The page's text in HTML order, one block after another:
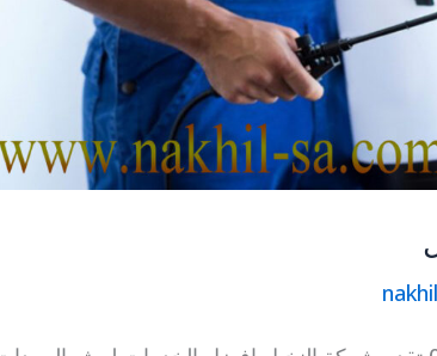
nakhil